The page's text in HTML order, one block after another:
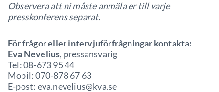
Observera att ni måste anmäla er till varje
presskonferens separat.
För frågor eller intervjuförfrågningar kontakta:
Eva Nevelius, pressansvarig
Tel: 08-673 95 44
Mobil: 070-878 67 63
E-post: eva.nevelius@kva.se